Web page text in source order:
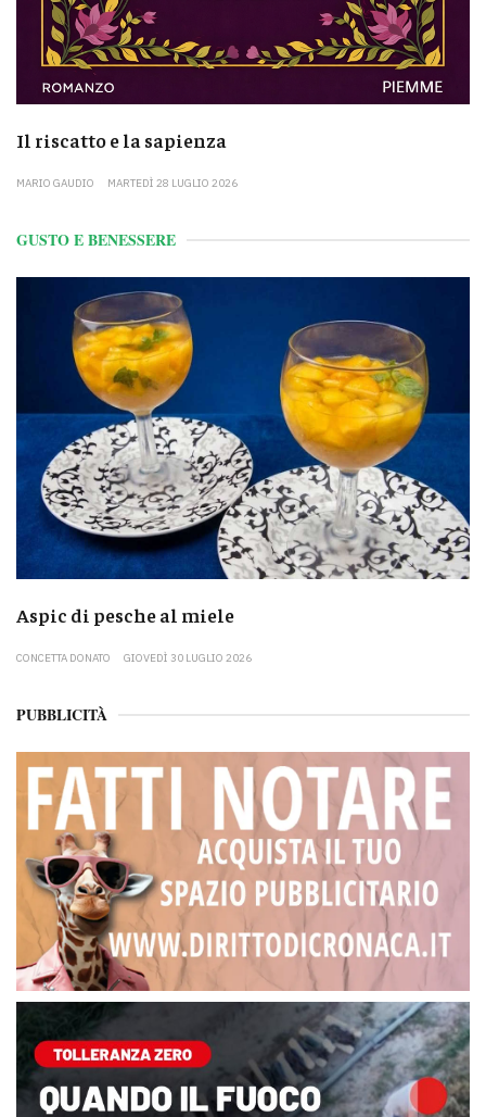
Il riscatto e la sapienza
MARIO GAUDIO MARTEDÌ 28 LUGLIO 2026
GUSTO E BENESSERE
Aspic di pesche al miele
CONCETTA DONATO GIOVEDÌ 30 LUGLIO 2026
PUBBLICITÀ